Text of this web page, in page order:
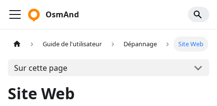
OsmAnd
Guide de l'utilisateur Dépannage Site Web
Sur cette page
Site Web